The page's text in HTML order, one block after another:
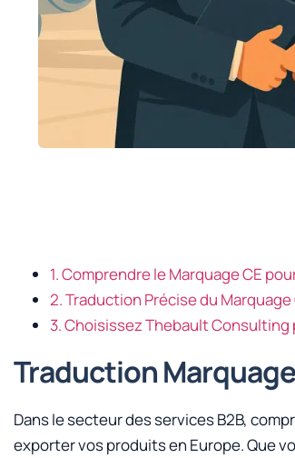
1. Comprendre le Marquage CE
2. Traduction Précise du
3. Choisissez Thebault Consulting
Traduction
Dans le secteur des services B2B,
exporter vos produits en Europe. Que